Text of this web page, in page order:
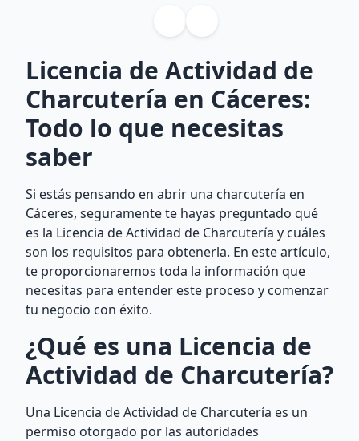
Licencia de Actividad de
Charcutería en Cáceres:
Todo lo que necesitas
saber
Si estás pensando en abrir una charcutería en
Cáceres, seguramente te hayas preguntado qué
es la Licencia de Actividad de Charcutería y cuáles
son los requisitos para obtenerla. En este artículo,
te proporcionaremos toda la información que
necesitas para entender este proceso y comenzar
tu negocio con éxito.
¿Qué es una Licencia de
Actividad de Charcutería?
Una Licencia de Actividad de Charcutería es un
permiso otorgado por las autoridades